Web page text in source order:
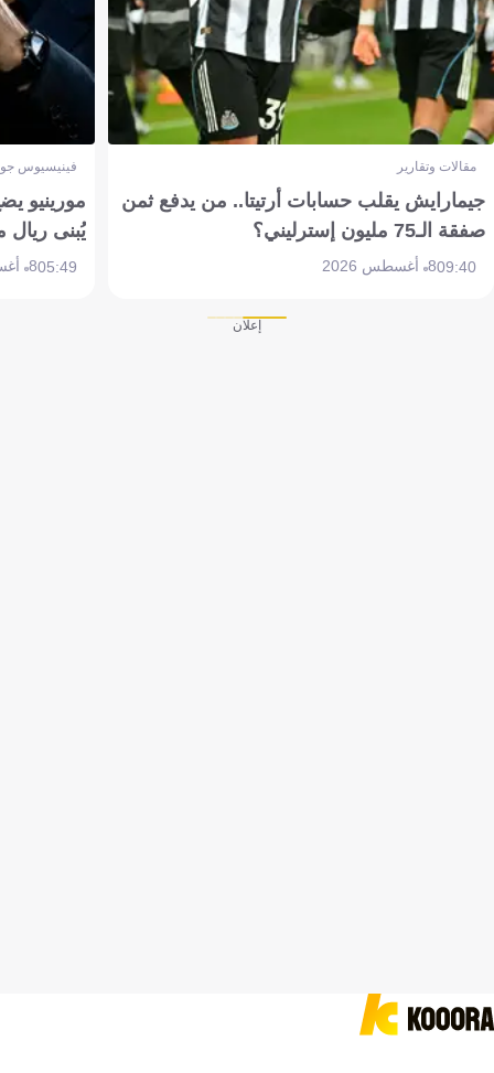
مقالات وتقارير
جيمارايش يقلب حسابات أرتيتا.. من يدفع ثمن
صفقة الـ75 مليون إسترليني؟
09:408 أغسطس 2026
فينيسيوس
مورينيو
يُبنى ريال
05:498 أغسطس 2026
إعلان